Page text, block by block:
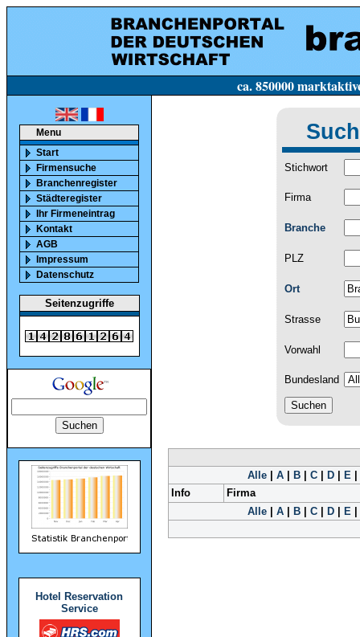
ca. 850000 marktaktive Firmen in
Menu
Start
Firmensuche
Branchenregister
Städteregister
Ihr Firmeneintrag
Kontakt
AGB
Impressum
Datenschutz
Seitenzugriffe
Hotel Reservation
Service
Stichwort
Firma
Branche
PLZ
Ort
Strasse
Vorwahl
Bundesland
Alle| A| B| C| D| E|
Info
Firma
Alle| A| B| C| D| E|